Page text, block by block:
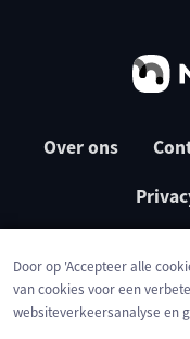
Over ons
Door op 'Accepteer alle
van cookies voor een
websiteverkeersanalyse en